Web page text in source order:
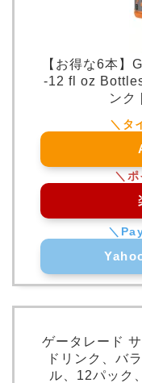
【お得な6本
-12 fl oz
ンク
ゲータレード
ドリンク、バ
ル、12パック